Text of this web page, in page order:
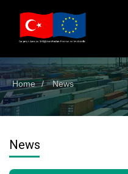
Home News
News